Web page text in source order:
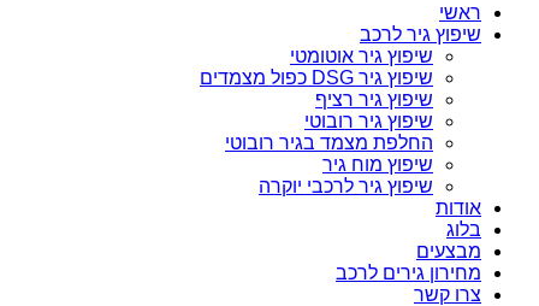
ראשי
שיפוץ גיר לרכב
שיפוץ גיר אוטומטי
שיפוץ גיר DSG כפול מצמדים
שיפוץ גיר רציף
שיפוץ גיר רובוטי
החלפת מצמד בגיר רובוטי
שיפוץ מוח גיר
שיפוץ גיר לרכבי יוקרה
אודות
בלוג
מבצעים
מחירון גירים לרכב
צרו קשר